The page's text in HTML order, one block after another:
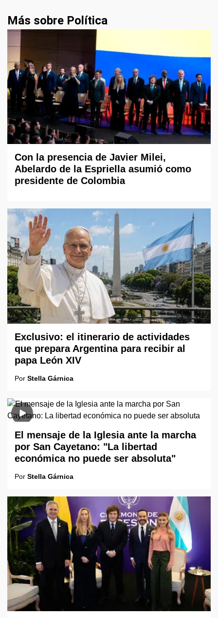
Más sobre Política
Con la presencia de Javier Milei,
Abelardo de la Espriella asumió como
presidente de Colombia
Exclusivo: el itinerario de actividades
que prepara Argentina para recibir al
papa León XIV
Por Stella Gárnica
El mensaje de la Iglesia ante la marcha
por San Cayetano: "La libertad
económica no puede ser absoluta"
Por Stella Gárnica